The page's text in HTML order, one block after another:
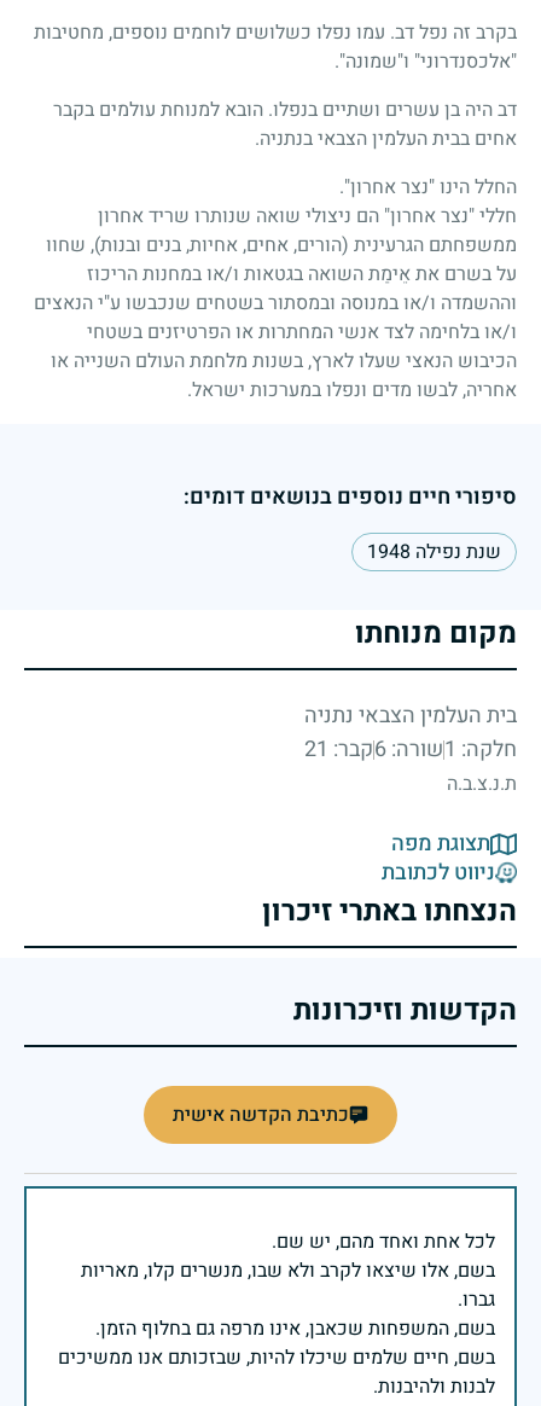
בקרב זה נפל דב. עמו נפלו כשלושים לוחמים נוספים, מחטיבות
"אלכסנדרוני" ו"שמונה".
דב היה בן עשרים ושתיים בנפלו. הובא למנוחת עולמים בקבר
אחים בבית העלמין הצבאי בנתניה.
החלל הינו "נצר אחרון".
חללי "נצר אחרון" הם ניצולי שואה שנותרו שריד אחרון
ממשפחתם הגרעינית (הורים, אחים, אחיות, בנים ובנות), שחוו
על בשרם את אֵימַת השואה בגטאות ו/או במחנות הריכוז
וההשמדה ו/או במנוסה ובמסתור בשטחים שנכבשו ע"י הנאצים
ו/או בלחימה לצד אנשי המחתרות או הפרטיזנים בשטחי
הכיבוש הנאצי שעלו לארץ, בשנות מלחמת העולם השנייה או
אחריה, לבשו מדים ונפלו במערכות ישראל.
סיפורי חיים נוספים בנושאים דומים:
שנת נפילה 1948
מקום מנוחתו
בית העלמין הצבאי נתניה
חלקה: 1
שורה: 6 קבר: 21
ת.נ.צ.ב.ה
תצוגת מפה
ניווט לכתובת
הנצחתו באתרי זיכרון
הקדשות וזיכרונות
כתיבת הקדשה אישית
בשם, אלו שיצאו לקרב ולא שבו, מנשרים קלו, מאריות
בשם, חיים שלמים שיכלו להיות, שבזכותם אנו ממשיכים